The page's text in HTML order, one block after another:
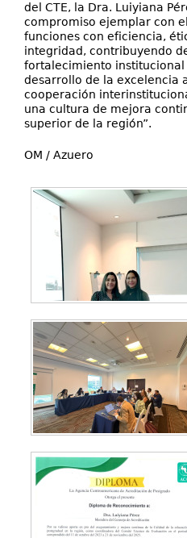
del CTE, la Dra. Luiyiana
compromiso ejemplar con
funciones con eficiencia,
integridad, contribuyendo
fortalecimiento institucional
desarrollo de la excelencia
cooperación
una cultura de mejora
superior de la región”.
OM / Azuero